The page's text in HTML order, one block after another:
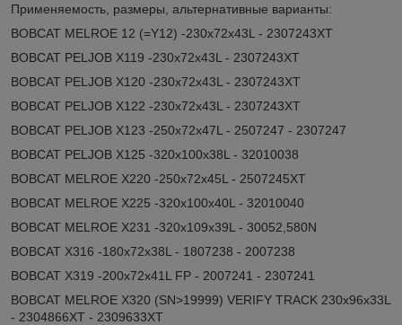
Применяемость, размеры, альтернативные варианты:
BOBCAT MELROE 12 (=Y12) -230x72x43L - 2307243XT
BOBCAT PELJOB X119 -230x72x43L - 2307243XT
BOBCAT PELJOB X120 -230x72x43L - 2307243XT
BOBCAT PELJOB X122 -230x72x43L - 2307243XT
BOBCAT PELJOB X123 -250x72x47L - 2507247 - 2307247
BOBCAT PELJOB X125 -320x100x38L - 32010038
BOBCAT MELROE X220 -250x72x45L - 2507245XT
BOBCAT MELROE X225 -320x100x40L - 32010040
BOBCAT MELROE X231 -320x109x39L - 30052,580N
BOBCAT X316 -180x72x38L - 1807238 - 2007238
BOBCAT X319 -200x72x41L FP - 2007241 - 2307241
BOBCAT MELROE X320 (SN>19999) VERIFY TRACK 230x96x33L
- 2304866XT - 2309633XT